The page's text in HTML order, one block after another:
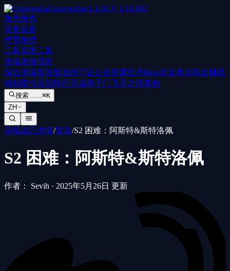
Outerpediav1.1.0GV 1.10.802
角色角色
装备装备
榜节奏榜
工具实用工具
攻略攻略指南
综合攻略冒险冒险许可证公会突袭世界Boss次元奇点联合挑战
特别委托异形怪歼灭战单子门飞天之塔其他
搜索……⌘K
ZH
异域战记攻略/冒险/S2 困难：阿斯特&斯特洛佩
S2 困难：阿斯特&斯特洛佩
作者： Sevih · 2025年5月26日 更新